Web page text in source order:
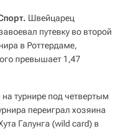
Швейцарец
путевку во второй
в Роттердаме,
превышает 1,47
турнире под четвертым
переиграл хозяина
Галунга (wild card) в